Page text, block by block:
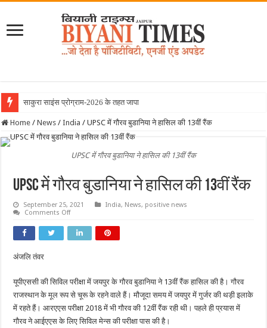
साकुरा साइंस प्रोग्राम-2026 के तहत जापान रवाना हुई
Home / News / India / UPSC में गौरव बुडानिया ने हासिल की 13वीं रैंक
UPSC में गौरव बुडानिया ने हासिल की 13वीं रैंक
UPSC में गौरव बुडानिया ने हासिल की 13वीं रैंक
September 25, 2021 India, News, positive news
Comments Offon
में
गौरव
बुडानिया
रैंक
अंजलि तंवर
यूपीएससी की सिविल परीक्षा में जयपुर के गौरव बुडानिया ने 13वीं रैंक हासिल की है। गौरव
राजस्थान के मूल रूप से चूरू के रहने वाले हैं। मौजूदा समय में जयपुर में गुर्जर की थड़ी इलाके
में रहते हैं। आरएएस परीक्षा 2018 में भी गौरव की 12वीं रैंक रही थी। पहले ही प्रयास में
गौरव ने आईएएस के लिए सिविल मेन्स की परीक्षा पास की है।